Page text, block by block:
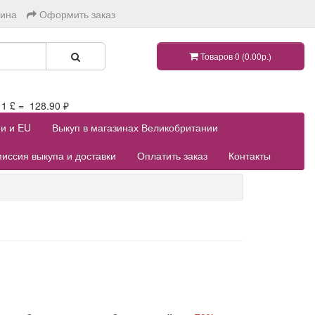
Оформить заказ
Товаров 0 (0.00р.)
= 128.90 ₽
и EU
Выкуп в магазинах Великобритании
выкупа и доставки
Оплатить заказ Контакты